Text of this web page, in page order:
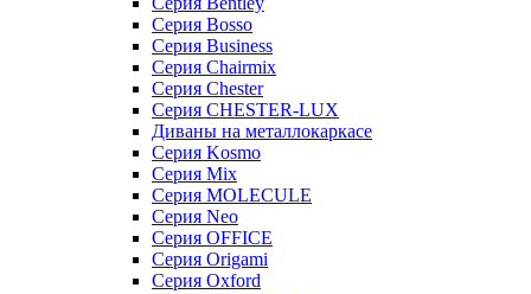
Серия Bosso
Серия Business
Серия Chairmix
Серия Chester
Серия CHESTER-LUX
Диваны на металлокаркасе
Серия Kosmo
Серия Mix
Серия MOLECULE
Серия Neo
Серия OFFICE
Серия Origami
Серия Oxford